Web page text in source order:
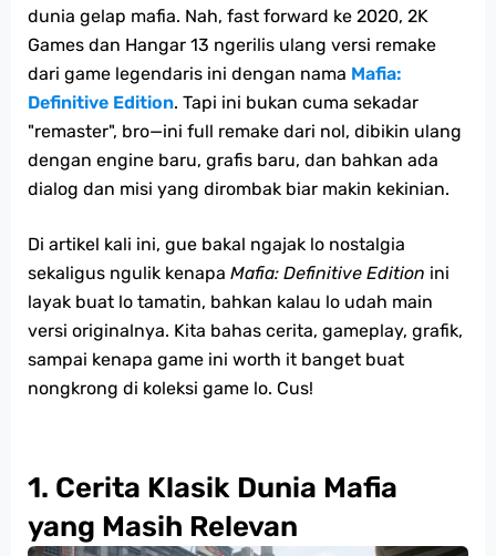
dunia gelap mafia. Nah, fast forward ke 2020, 2K
Games dan Hangar 13 ngerilis ulang versi remake
dari game legendaris ini dengan nama Mafia:
Definitive Edition. Tapi ini bukan cuma sekadar
"remaster", bro—ini full remake dari nol, dibikin ulang
dengan engine baru, grafis baru, dan bahkan ada
dialog dan misi yang dirombak biar makin kekinian.
Di artikel kali ini, gue bakal ngajak lo nostalgia
sekaligus ngulik kenapa Mafia: Definitive Edition ini
layak buat lo tamatin, bahkan kalau lo udah main
versi originalnya. Kita bahas cerita, gameplay, grafik,
sampai kenapa game ini worth it banget buat
nongkrong di koleksi game lo. Cus!
1. Cerita Klasik Dunia Mafia
yang Masih Relevan